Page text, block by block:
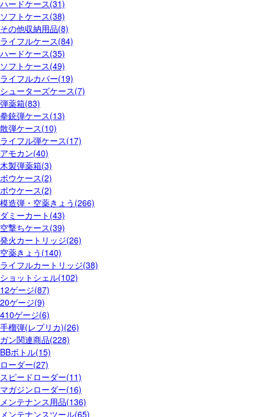
ハードケース(31)
ソフトケース(38)
その他収納用品(8)
ライフルケース(84)
ハードケース(35)
ソフトケース(49)
ライフルカバー(19)
シューターズケース(7)
弾薬箱(83)
拳銃弾ケース(13)
散弾ケース(10)
ライフル弾ケース(17)
アモカン(40)
木製弾薬箱(3)
ボウケース(2)
ボウケース(2)
模造弾・空薬きょう(266)
ダミーカート(43)
空撃ちケース(39)
発火カートリッジ(26)
空薬きょう(140)
ライフルカートリッジ(38)
ショットシェル(102)
12ゲージ(87)
20ゲージ(9)
410ゲージ(6)
手榴弾(レプリカ)(26)
ガン関連商品(228)
BBボトル(15)
ローダー(27)
スピードローダー(11)
マガジンローダー(16)
メンテナンス用品(136)
メンテナンスツール(65)